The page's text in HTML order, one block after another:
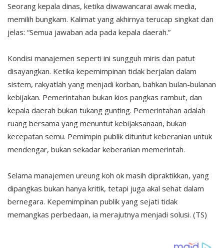
Seorang kepala dinas, ketika diwawancarai awak media,
memilih bungkam. Kalimat yang akhirnya terucap singkat dan
jelas: “Semua jawaban ada pada kepala daerah.”
Kondisi manajemen seperti ini sungguh miris dan patut
disayangkan. Ketika kepemimpinan tidak berjalan dalam
sistem, rakyatlah yang menjadi korban, bahkan bulan-bulanan
kebijakan. Pemerintahan bukan kios pangkas rambut, dan
kepala daerah bukan tukang gunting. Pemerintahan adalah
ruang bersama yang menuntut kebijaksanaan, bukan
kecepatan semu. Pemimpin publik dituntut keberanian untuk
mendengar, bukan sekadar keberanian memerintah.
Selama manajemen ureung koh ok masih dipraktikkan, yang
dipangkas bukan hanya kritik, tetapi juga akal sehat dalam
bernegara. Kepemimpinan publik yang sejati tidak
memangkas perbedaan, ia merajutnya menjadi solusi. (TS)